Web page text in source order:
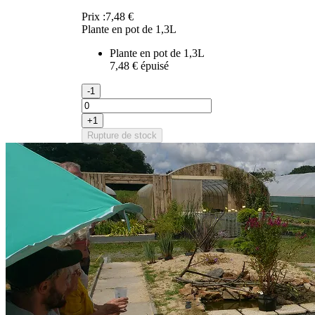
Prix :7,48 €
Plante en pot de 1,3L
Plante en pot de 1,3L
7,48 € épuisé
-1
+1
Rupture de stock